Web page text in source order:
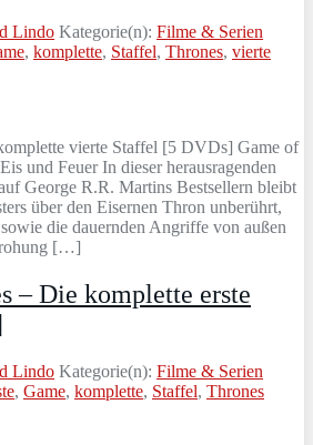
Lindo Kategorie(n): Filme & Serien
, komplette, Staffel, Thrones, vierte
vierte Staffel [5 DVDs] Game of
und Feuer In dieser herausragenden
George R.R. Martins Bestsellern bleibt
über den Eisernen Thron unberührt,
die dauernden Angriffe von außen
[…]
– Die komplette erste
Lindo Kategorie(n): Filme & Serien
, Game, komplette, Staffel, Thrones